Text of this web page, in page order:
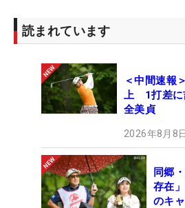
読まれています
＜中間速報
上 1打差に
全美貞
2026年8月8
同郷
存在
のキ